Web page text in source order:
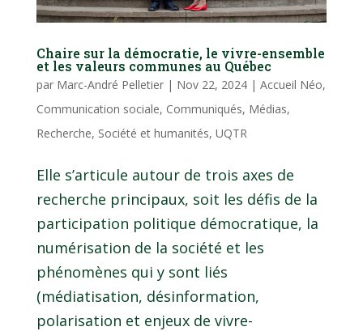
Chaire sur la démocratie, le vivre-ensemble
et les valeurs communes au Québec
par Marc-André Pelletier| Nov 22, 2024| Accueil Néo,
Communication sociale, Communiqués, Médias,
Recherche, Société et humanités, UQTR
Elle s’articule autour de trois axes de
recherche principaux, soit les défis de la
participation politique démocratique, la
numérisation de la société et les
phénomènes qui y sont liés
(médiatisation, désinformation,
polarisation et enjeux de vivre-